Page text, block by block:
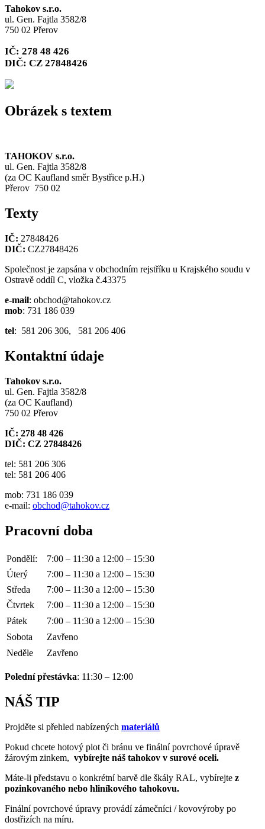
Tahokov s.r.o.
ul. Gen. Fajtla 3582/8
750 02 Přerov
IČ: 278 48 426
DIČ: CZ 27848426
Obrázek s textem
TAHOKOV s.r.o.
ul. Gen. Fajtla 3582/8
(za OC Kaufland směr Bystřice p.H.)
Přerov 750 02
Texty
IČ: 27848426
DIČ: CZ27848426
Společnost je zapsána v obchodním rejstříku u Krajského soudu v
Ostravě oddíl C, vložka č.43375
e-mail: obchod@tahokov.cz
mob: 731 186 039
tel: 581 206 306, 581 206 406
Kontaktní údaje
Tahokov s.r.o.
ul. Gen. Fajtla 3582/8
(za OC Kaufland)
750 02 Přerov
IČ: 278 48 426
DIČ: CZ 27848426
tel: 581 206 306
tel: 581 206 406
mob: 731 186 039
e-mail: obchod@tahokov.cz
Pracovní doba
Pondělí:
7:00 – 11:30 a 12:00 – 15:30
Úterý
7:00 – 11:30 a 12:00 – 15:30
Středa
7:00 – 11:30 a 12:00 – 15:30
Čtvrtek
7:00 – 11:30 a 12:00 – 15:30
Pátek
7:00 – 11:30 a 12:00 – 15:30
Sobota
Zavřeno
Neděle
Zavřeno
Polední přestávka: 11:30 – 12:00
NÁŠ TIP
Projděte si přehled nabízených materiálů
Pokud chcete hotový plot či bránu ve finální povrchové úpravě
žárovým zinkem, vybírejte náš tahokov v surové oceli.
Máte-li představu o konkrétní barvě dle škály RAL, vybírejte z
pozinkovaného nebo hliníkového tahokovu.
Finální povrchové úpravy provádí zámečníci / kovovýroby po
dostřizích na míru.